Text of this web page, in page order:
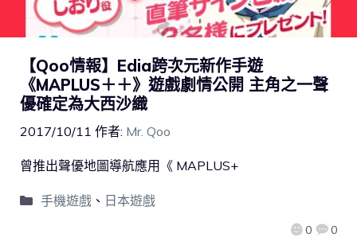
【Qoo情報】Edia跨次元新作手遊
《MAPLUS＋＋》遊戲劇情公開 主角之一聲
優確定為大西沙織
2017/10/11 作者: Mr. Qoo
0 0
曾推出聲優地圖導航應用《 MAPLUS+
手機遊戲、 日本遊戲